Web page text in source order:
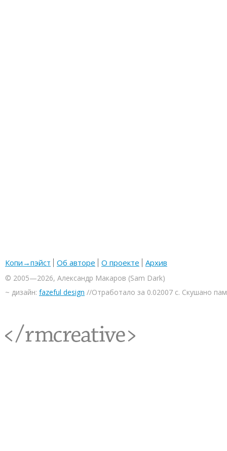
Копи→пэйст Об авторе О проекте Архив
© 2005—2026, Александр Макаров (Sam Dark)
~ дизайн: fazeful design //Отработало за 0.02007 с. Скушано
<rmcreative/>